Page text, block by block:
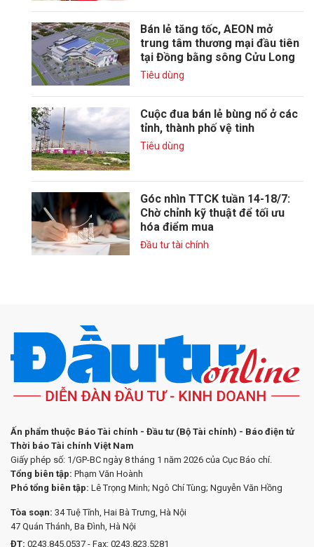
Bán lẻ tăng tốc, AEON mở
trung tâm thương mại đầu tiên
tại Đồng bằng sông Cửu Long
Tiêu dùng
Cuộc đua bán lẻ bùng nổ ở các
tỉnh, thành phố vệ tinh
Tiêu dùng
Góc nhìn TTCK tuần 14-18/7:
Chờ chỉnh kỹ thuật để tối ưu
hóa điểm mua
Đầu tư tài chính
Ấn phẩm thuộc Báo Tài chính - Đầu tư (Bộ Tài chính) - Báo điện tử
Thời báo Tài chính Việt Nam
Giấy phép số: 1/GP-BC ngày 8 tháng 1 năm 2026 của Cục Báo chí.
Tổng biên tập: Phạm Văn Hoành
Phó tổng biên tập: Lê Trọng Minh; Ngô Chí Tùng; Nguyễn Văn Hồng
Tòa soạn: 34 Tuệ Tĩnh, Hai Bà Trưng, Hà Nội
47 Quán Thánh, Ba Đình, Hà Nội
ĐT: 0243.845.0537 - Fax: 0243.823.5281